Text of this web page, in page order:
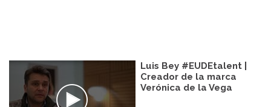
Luis Bey #EUDEtalent |
Creador de la marca
Verónica de la Vega